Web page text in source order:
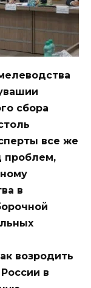
сбора
все же
проблем,
в
возродить
в